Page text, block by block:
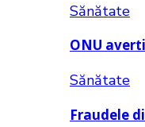
Sănătate
ONU
Sănătate
Fraudele